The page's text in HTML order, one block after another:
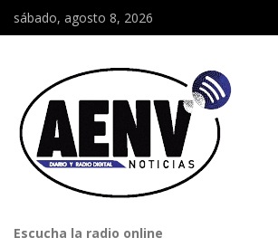
sábado, agosto 8, 2026
Escucha la radio online